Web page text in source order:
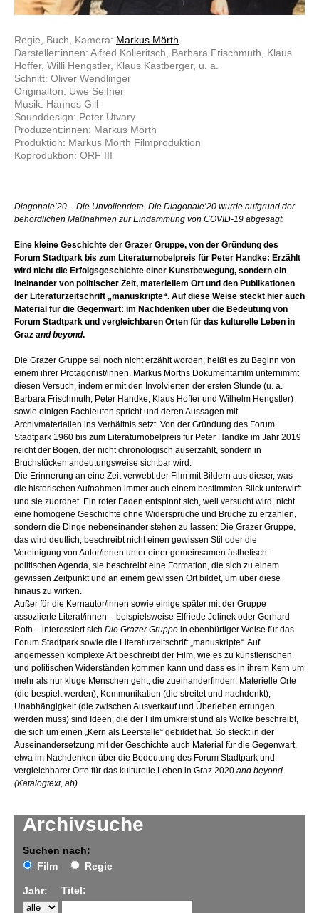
Archivsuche
Suchen nach:
Film
Regie
Jahr: Titel:
Regie, Buch, Kamera: Markus Mörth
Darsteller:innen: Alfred Kolleritsch, Barbara Frischmuth, Klaus
Hoffer, Willi Hengstler, Klaus Kastberger, u. a.
Schnitt: Oliver Wendlinger
Originalton: Uwe Seifner
Musik: Hannes Gill
Sounddesign: Peter Utvary
Produzent:innen: Markus Mörth
Produktion: Markus Mörth Filmproduktion
Koproduktion: ORF III
Diagonale’20 – Die Unvollendete. Die Diagonale’20 wurde aufgrund der
behördlichen Maßnahmen zur Eindämmung von COVID-19 abgesagt.
Eine kleine Geschichte der Grazer Gruppe, von der Gründung des
Forum Stadtpark bis zum Literaturnobelpreis für Peter Handke: Erzählt
wird nicht die Erfolgsgeschichte einer Kunstbewegung, sondern ein
Ineinander von politischer Zeit, materiellem Ort und den Publikationen
der Literaturzeitschrift „manuskripte“. Auf diese Weise steckt hier auch
Material für die Gegenwart: im Nachdenken über die Bedeutung von
Forum Stadtpark und vergleichbaren Orten für das kulturelle Leben in
Graz and beyond.
Die Grazer Gruppe sei noch nicht erzählt worden, heißt es zu Beginn von
einem ihrer Protagonist/innen. Markus Mörths Dokumentarfilm unternimmt
diesen Versuch, indem er mit den Involvierten der ersten Stunde (u. a.
Barbara Frischmuth, Peter Handke, Klaus Hoffer und Wilhelm Hengstler)
sowie einigen Fachleuten spricht und deren Aussagen mit
Archivmaterialien ins Verhältnis setzt. Von der Gründung des Forum
Stadtpark 1960 bis zum Literaturnobelpreis für Peter Handke im Jahr 2019
reicht der Bogen, der nicht chronologisch auserzählt, sondern in
Bruchstücken andeutungsweise sichtbar wird.
Die Erinnerung an eine Zeit verwebt der Film mit Bildern aus dieser, was
die historischen Aufnahmen immer auch einem bestimmten Blick unterwirft
und sie zuordnet. Ein roter Faden entspinnt sich, weil versucht wird, nicht
eine homogene Geschichte ohne Widersprüche und Brüche zu erzählen,
sondern die Dinge nebeneinander stehen zu lassen: Die Grazer Gruppe,
das wird deutlich, beschreibt nicht einen gewissen Stil oder die
Vereinigung von Autor/innen unter einer gemeinsamen ästhetisch-
politischen Agenda, sie beschreibt eine Formation, die sich zu einem
gewissen Zeitpunkt und an einem gewissen Ort bildet, um über diese
hinaus zu wirken.
Außer für die Kernautor/innen sowie einige später mit der Gruppe
assoziierte Literat/innen – beispielsweise Elfriede Jelinek oder Gerhard
Roth – interessiert sich Die Grazer Gruppe in ebenbürtiger Weise für das
Forum Stadtpark sowie die Literaturzeitschrift „manuskripte“. Auf
angemessen komplexe Art beschreibt der Film, wie es zu künstlerischen
und politischen Widerständen kommen kann und dass es in ihrem Kern um
mehr als nur kluge Menschen geht, die zueinanderfinden: Materielle Orte
(die bespielt werden), Kommunikation (die streitet und nachdenkt),
Unabhängigkeit (die zwischen Ausverkauf und Überleben errungen
werden muss) sind Ideen, die der Film umkreist und als Wolke beschreibt,
die sich um einen „Kern als Leerstelle“ gebildet hat. So steckt in der
Auseinandersetzung mit der Geschichte auch Material für die Gegenwart,
etwa im Nachdenken über die Bedeutung des Forum Stadtpark und
vergleichbarer Orte für das kulturelle Leben in Graz 2020 and beyond.
(Katalogtext, ab)